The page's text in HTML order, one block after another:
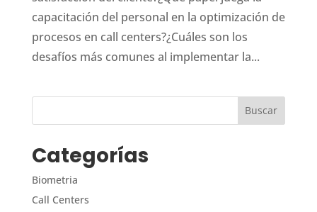
capacitación del personal en la optimización de
procesos en call centers?¿Cuáles son los
desafíos más comunes al implementar la...
Categorías
Biometria
Call Centers